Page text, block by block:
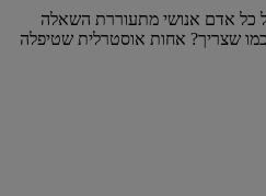
כל אדם אנושי מתעוררת השאלה
שצריך? אחות אוסטרלית שטיפלה